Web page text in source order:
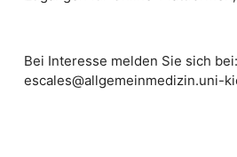
Bei Interesse melden Sie sich
escales@allgemeinmedizin.uni-